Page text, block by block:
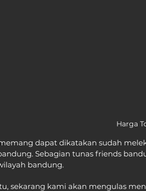
Harga
dapat dikatakan sudah
Sebagian tunas friends
bandung.
sekarang kami akan mengulas